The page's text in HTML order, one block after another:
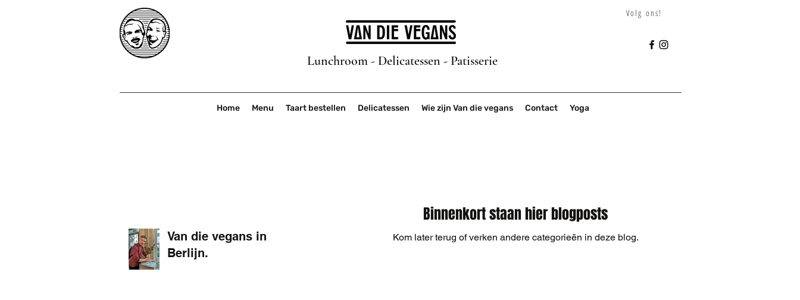
Volg ons!
Lunchroom - Delicatessen - Patisserie
Home Menu Taart bestellen Delicatessen Wie zijn Van die vegans Contact Yoga
Van die vegans in
Berlijn.
Binnenkort staan hier blogposts
Kom later terug of verken andere categorieën in deze blog.